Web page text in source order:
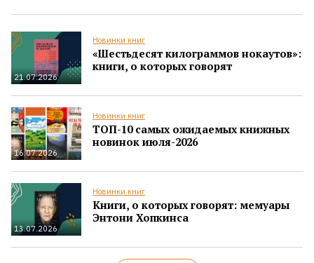
21.07.2026
Новинки книг
«Шестьдесят килограммов нокаутов»:
книги, о которых говорят
16.07.2026
Новинки книг
ТОП-10 самых ожидаемых книжных
новинок июля-2026
13.07.2026
Новинки книг
Книги, о которых говорят: мемуары
Энтони Хопкинса